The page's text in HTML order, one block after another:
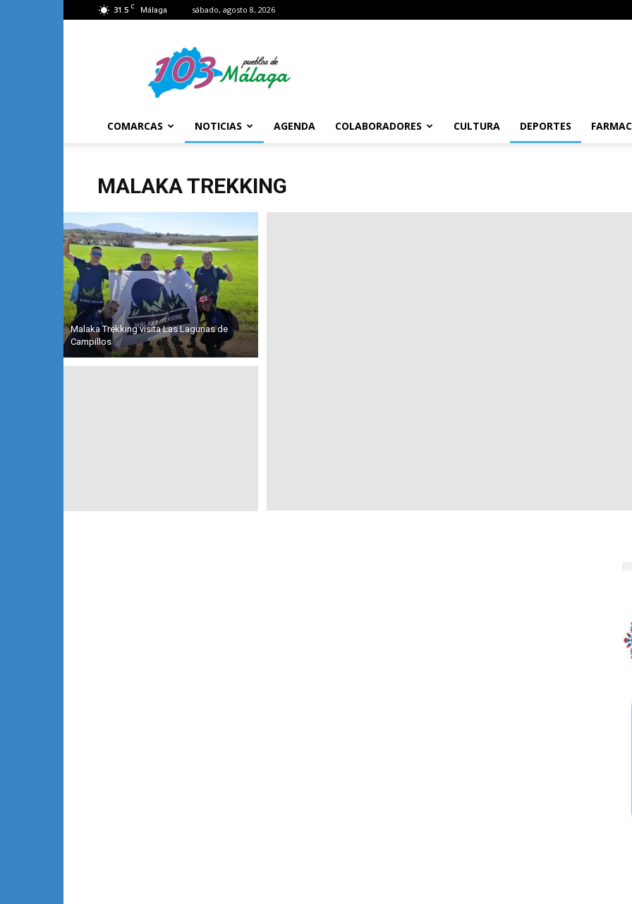
31.5 C Málaga sábado, agosto 8, 2026
Málaga
COMARCAS NOTICIAS AGENDA COLABORADORES CULTURA DEPORTES
MALAKA TREKKING
Malaka Trekking visita Las Lagunas de
Campillos